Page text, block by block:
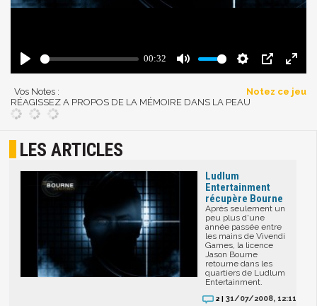
Vos Notes :
Notez ce jeu
RÉAGISSEZ A PROPOS DE LA MÉMOIRE DANS LA PEAU
LES ARTICLES
Ludlum
Entertainment
récupère Bourne
Après seulement un
peu plus d'une
année passée entre
les mains de Vivendi
Games, la licence
Jason Bourne
retourne dans les
quartiers de Ludlum
Entertainment.
2 | 31/07/2008, 12:11